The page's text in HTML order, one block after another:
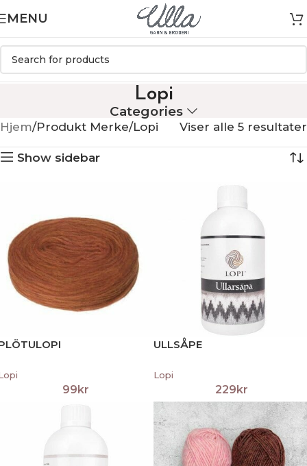
MENU
Lopi
Categories
Hjem Produkt Merke Lopi Viser alle 5 resultater
Show sidebar
99kr
ULLSÅPE
Lopi
229kr